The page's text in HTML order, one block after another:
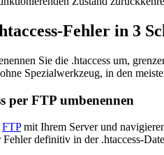
Fehler in 3
Sie die .htaccess um,
Spezialwerkzeug, in den
per FTP umbenennen
FTPmit Ihrem Server und
definitiv in der .htaccess-